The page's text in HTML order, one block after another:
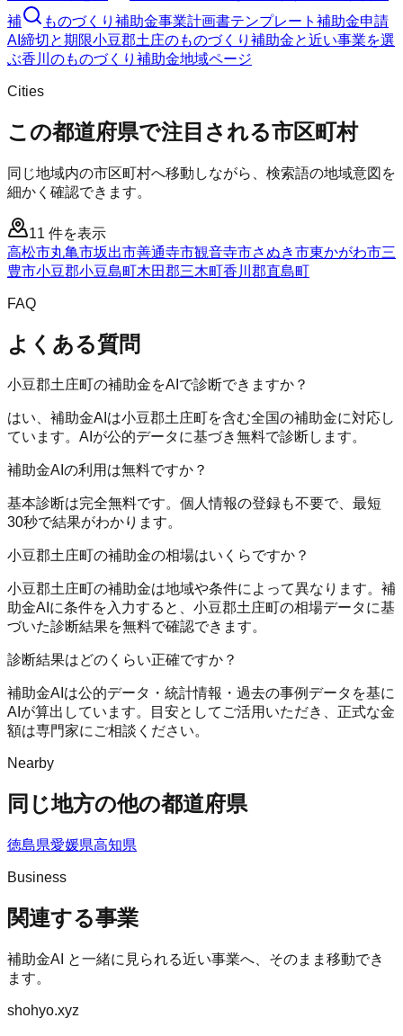
補
ものづくり補助金事業計画書テンプレート 補助金申請
AI 締切と期限小豆郡土庄のものづくり補助金と近い事業を選
ぶ香川 のものづくり補助金地域ページ
Cities
この都道府県で注目される市区町村
同じ地域内の市区町村へ移動しながら、検索語の地域意図を
細かく確認できます。
11 件を表示
高松市丸亀市坂出市善通寺市観音寺市さぬき市東かがわ市三
豊市小豆郡小豆島町木田郡三木町香川郡直島町
FAQ
よくある質問
小豆郡土庄町の補助金をAIで診断できますか？
はい、補助金AIは小豆郡土庄町を含む全国の補助金に対応し
ています。AIが公的データに基づき無料で診断します。
補助金AIの利用は無料ですか？
基本診断は完全無料です。個人情報の登録も不要で、最短
30秒で結果がわかります。
小豆郡土庄町の補助金の相場はいくらですか？
小豆郡土庄町の補助金は地域や条件によって異なります。補
助金AIに条件を入力すると、小豆郡土庄町の相場データに基
づいた診断結果を無料で確認できます。
診断結果はどのくらい正確ですか？
補助金AIは公的データ・統計情報・過去の事例データを基に
AIが算出しています。目安としてご活用いただき、正式な金
額は専門家にご相談ください。
Nearby
同じ地方の他の都道府県
徳島県愛媛県高知県
Business
関連する事業
補助金AI
と一緒に見られる近い事業へ、そのまま移動でき
ます。
shohyo.xyz